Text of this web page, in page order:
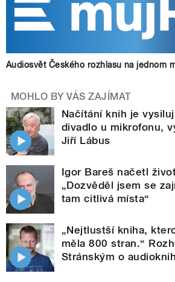
Audiosvět Českého rozhlasu na jednom
MOHLO BY VÁS ZAJÍMAT
Načítání knih je
divadlo u mikrofonu,
Jiří Lábus
Igor Bareš načetl
„Dozvěděl jsem se
tam citlivá místa“
„Nejtlustší kniha,
měla 800 stran.“
Stránským o